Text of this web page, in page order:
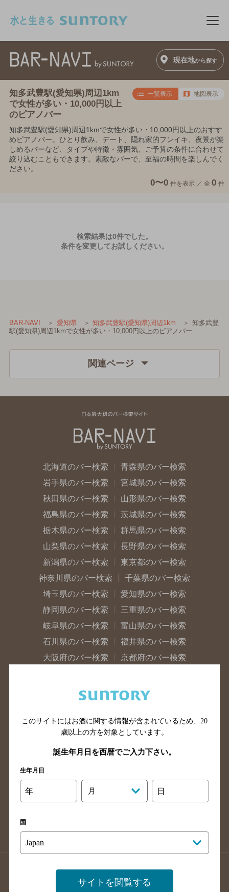
メ
現在地から探す
知多武豊駅(愛知県)周辺1km
で女性が多い・10,000円以上
のピアノバー
一覧表示 地図表示
知多武豊駅(愛知県)周辺1kmで女性が多い・10,000円以上のおすす
めピアノバー。ひとり飲み、デート、隠れ家的フンイキ、夜景が楽
しめるバーなど、タイプや特徴・雰囲気、ご予算の条件に合わせて
絞り込むこともできます。素敵なバーで、至福の時間を楽しんでく
ださい。
0〜0 件を表示 ／ 全 0 件
検索結果は0件でした。
条件を変更してお試しください。
BAR-NAVI 愛知県 知多武豊駅(愛知県)周辺1km
知多武豊
駅(愛知県)周辺1kmで女性が多い・10,000円以上のピアノバー
関連ページ
北海道のバー検索
青森県のバー検索
岩手県のバー検索
宮城県のバー検索
秋田県のバー検索
山形県のバー検索
福島県のバー検索
茨城県のバー検索
栃木県のバー検索
群馬県のバー検索
山梨県のバー検索
長野県のバー検索
新潟県のバー検索
東京都のバー検索
神奈川県のバー検索
千葉県のバー検索
埼玉県のバー検索
愛知県のバー検索
静岡県のバー検索
三重県のバー検索
岐阜県のバー検索
富山県のバー検索
石川県のバー検索
福井県のバー検索
大阪府のバー検索
京都府のバー検索
滋賀県のバー検索
和歌山県のバー検索
山口県のバー検索
鳥取県のバー検索
島根県のバー検索
徳島県のバー検索
香川県のバー検索
愛媛県のバー検索
高知県のバー検索
長崎県のバー検索
佐賀県のバー検索
大分県のバー検索
熊本県のバー検索
沖縄県のバー検索
店舗登録方法のご案内
店舗情報更新方法のご案内
掲載店舗様ログイン
このサイトにはお酒に関する情報が含まれているため、 20
歳以上の方を対象としています。
誕生年月日を西暦でご入力下さい。
生年月日
年 月 日
国
サイトを閲覧する